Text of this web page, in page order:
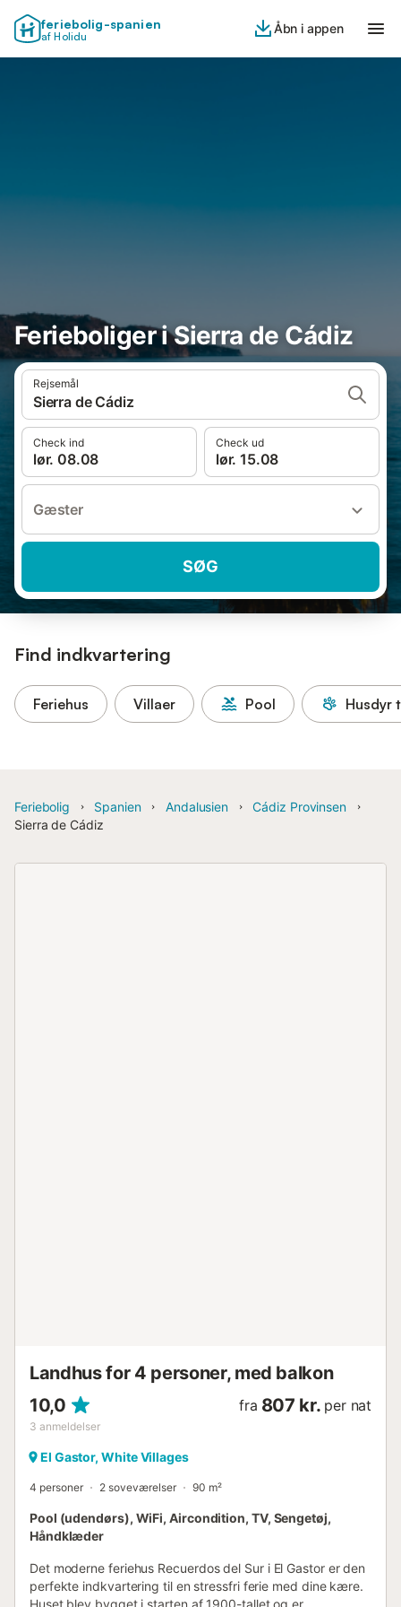
feriebolig-spanien
af Holidu
Åbn i appen
Ferieboliger i Sierra de Cádiz
Rejsemål
Sierra de Cádiz
Check ind
lør. 08.08
Check ud
lør. 15.08
Gæster
SØG
Find indkvartering
Feriehus Villaer Pool Husdyr
Feriebolig Spanien Andalusien
Cádiz Provinsen
Sierra de Cádiz
Landhus for 4 personer, med balkon
10,0
3 anmeldelser
fra 807 kr. per nat
El Gastor, White Villages
4 personer 2 soveværelser 90 m²
Pool (udendørs), WiFi, Aircondition, TV, Sengetøj,
Håndklæder
Det moderne feriehus Recuerdos del Sur i El Gastor er den
perfekte indkvartering til en stressfri ferie med dine kære.